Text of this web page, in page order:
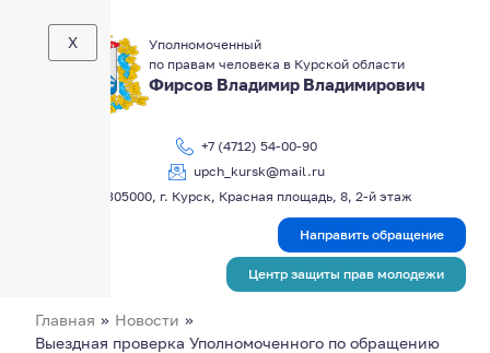
Уполномоченный
по правам человека в Курской области
Фирсов Владимир Владимирович
+7 (4712) 54-00-90
upch_kursk@mail.ru
305000, г. Курск, Красная площадь, 8, 2-й этаж
X
Направить обращение
Центр защиты прав молодежи
Главная » Новости »
Выездная проверка Уполномоченного по обращению